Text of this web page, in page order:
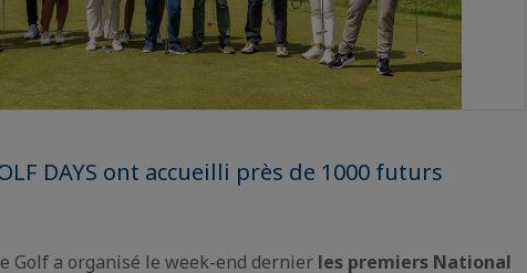
DAYS ont accueilli près de 1000 futurs
Golf a organisé le week-end dernier les premiers National